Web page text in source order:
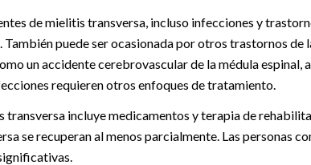
de mielitis transversa, incluso infecciones y
puede ser ocasionada por otros trastornos de
un accidente cerebrovascular de la médula espinal,
requieren otros enfoques de tratamiento.
incluye medicamentos y terapia de
se recuperan al menos parcialmente. Las personas